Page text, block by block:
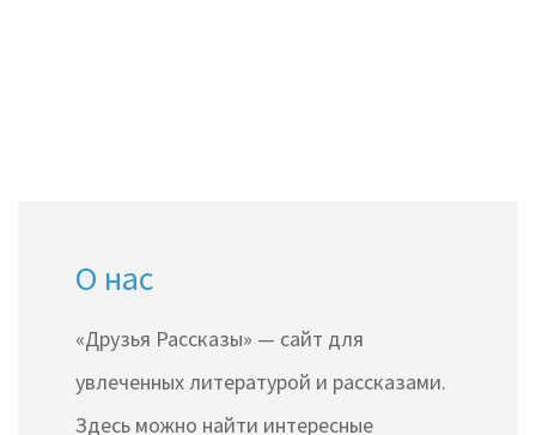
О нас
«Друзья Рассказы» — сайт для
увлеченных литературой и рассказами.
Здесь можно найти интересные